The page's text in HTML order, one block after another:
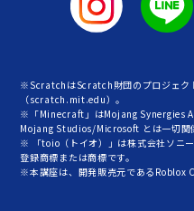
※ScratchはScratch財団のプロジェク
（scratch.mit.edu）。
※「Minecraft」はMojang Synergies
Mojang Studios/Microsoft とは一切関
※ 「toio（トイオ）」は株式会社ソニ
登録商標または商標です。
※本講座は、開発販売元であるRoblox